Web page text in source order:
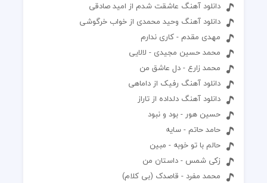
دانلود آهنگ عاشقت شدم از امید صادقی
دانلود آهنگ وحید محمدی از خواب خرگوشی
مهدی مقدم - کاری ندارم
محمد حسین مجیدی - لالایی
محمد زارع - دل عاشق من
دانلود آهنگ رفیک از داماهی
دانلود آهنگ دلداده از تاراز
حسین هور - بود و نبود
حامد حاتم - سایه
حالم با تو خوبه - مبین
زکی شمس - داستان من
محمد مفرد - قاصدک (بی کلام)